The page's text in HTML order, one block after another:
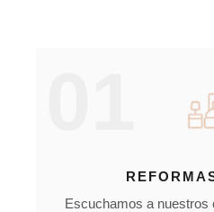
Escuchamos a nuestros